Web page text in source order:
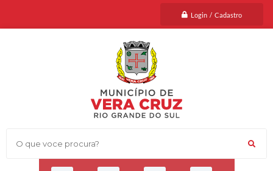
Login / Cadastro
O que voce procura?